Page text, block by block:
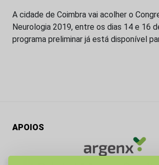
A cidade de Coimbra vai acolher o
Neurologia 2019, entre os dias 14 e 16
programa preliminar já está disponível
APOIOS